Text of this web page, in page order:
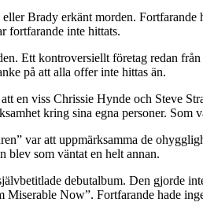
Brady erkänt morden.
fortfarande inte hittats.
Ett kontroversiellt företag redan
på att alla offer inte hittas än.
en viss Chrissie Hynde och Steve
kring sina egna personer. Som
var att uppmärksamma de
blev som väntat en helt annan.
debutalbum. Den gjorde
Now”. Fortfarande hade